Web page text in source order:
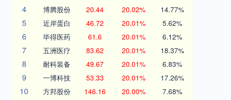
4 博腾股份 20.44 20.02% 14.77%
5 近岸蛋白 46.72 20.01% 5.62%
6 毕得医药 61.6 20.01% 6.12%
7 五洲医疗 83.62 20.01% 18.37%
8 耐科装备 49.67 20.01% 6.83%
9 一博科技 53.33 20.01% 17.26%
10 方邦股份 146.16 20.00% 7.68%